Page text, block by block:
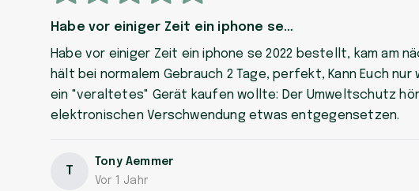
Habe vor einiger Zeit ein iphone se…
Habe vor einiger Zeit ein iphone se 2022 bestellt, kam am
hält bei normalem Gebrauch 2 Tage, perfekt, Kann Euch
ein "veraltetes" Gerät kaufen wollte: Der Umweltschutz
elektronischen Verschwendung etwas entgegensetzen.
T
Tony Aemmer
Vor 1 Jahr